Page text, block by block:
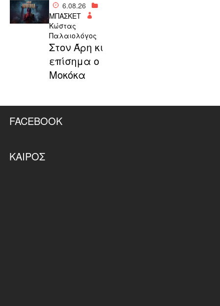
6.08.26
ΜΠΑΣΚΕΤ
Κώστας
Παλαιολόγος
Στον Άρη κι
επίσημα ο
Μοκόκα
FACEBOOK
ΚΑΙΡΌΣ